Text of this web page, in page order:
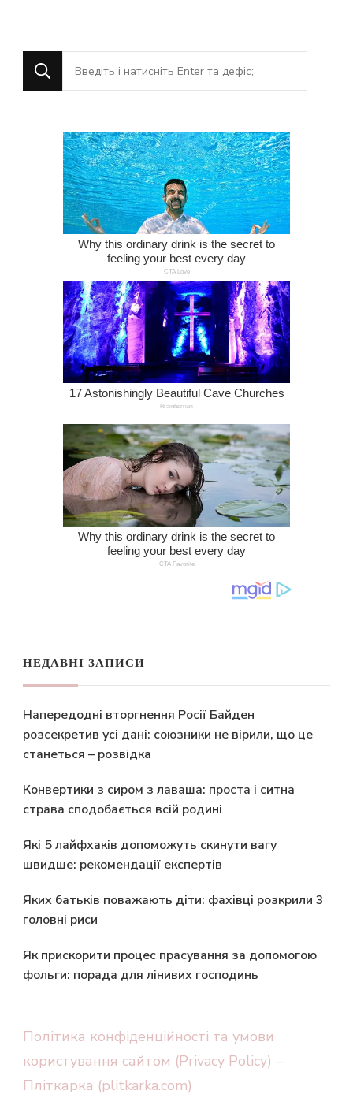
Шукаєте
щось?
НЕДАВНІ ЗАПИСИ
Напередодні вторгнення Росії Байден
розсекретив усі дані: союзники не вірили, що це
станеться – розвідка
Конвертики з сиром з лаваша: проста і ситна
страва сподобається всій родині
Які 5 лайфхаків допоможуть скинути вагу
швидше: рекомендації експертів
Яких батьків поважають діти: фахівці розкрили 3
головні риси
Як прискорити процес прасування за допомогою
фольги: порада для лінивих господинь
Політика конфіденційності та умови
користування сайтом (Privacy Policy) –
Пліткарка (plitkarka.com)